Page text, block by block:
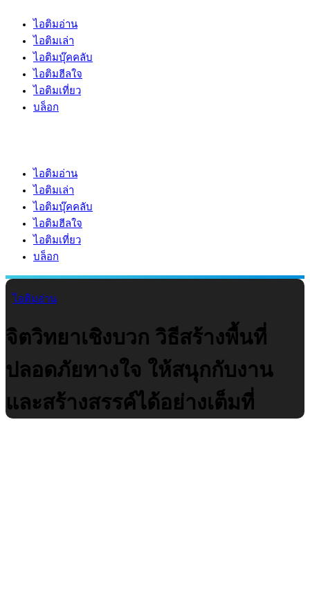
ไอติมอ่าน
ไอติมเล่า
ไอติมบุ๊คคลับ
ไอติมฮีลใจ
ไอติมเที่ยว
บล็อก
ไอติมอ่าน
ไอติมเล่า
ไอติมบุ๊คคลับ
ไอติมฮีลใจ
ไอติมเที่ยว
บล็อก
ไอติมอ่าน
จิตวิทยาเชิงบวก วิธีสร้างพื้นที่
ปลอดภัยทางใจ ให้สนุกกับงาน
และสร้างสรรค์ได้อย่างเต็มที่